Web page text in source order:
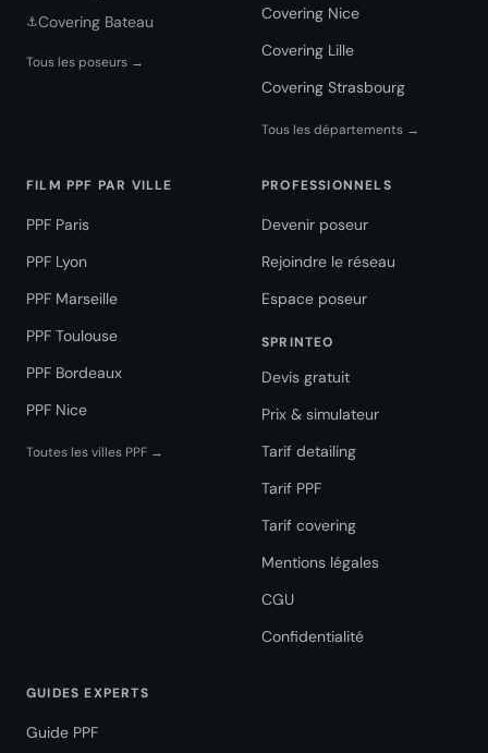
⚓Covering Bateau
Tous les poseurs →
Covering Nice
Covering Lille
Covering Strasbourg
Tous les départements →
FILM PPF PAR VILLE
PPF Paris
PPF Lyon
PPF Marseille
PPF Toulouse
PPF Bordeaux
PPF Nice
Toutes les villes PPF →
PROFESSIONNELS
Devenir poseur
Rejoindre le réseau
Espace poseur
SPRINTEO
Devis gratuit
Prix & simulateur
Tarif detailing
Tarif PPF
Tarif covering
Mentions légales
CGU
Confidentialité
GUIDES EXPERTS
Guide PPF